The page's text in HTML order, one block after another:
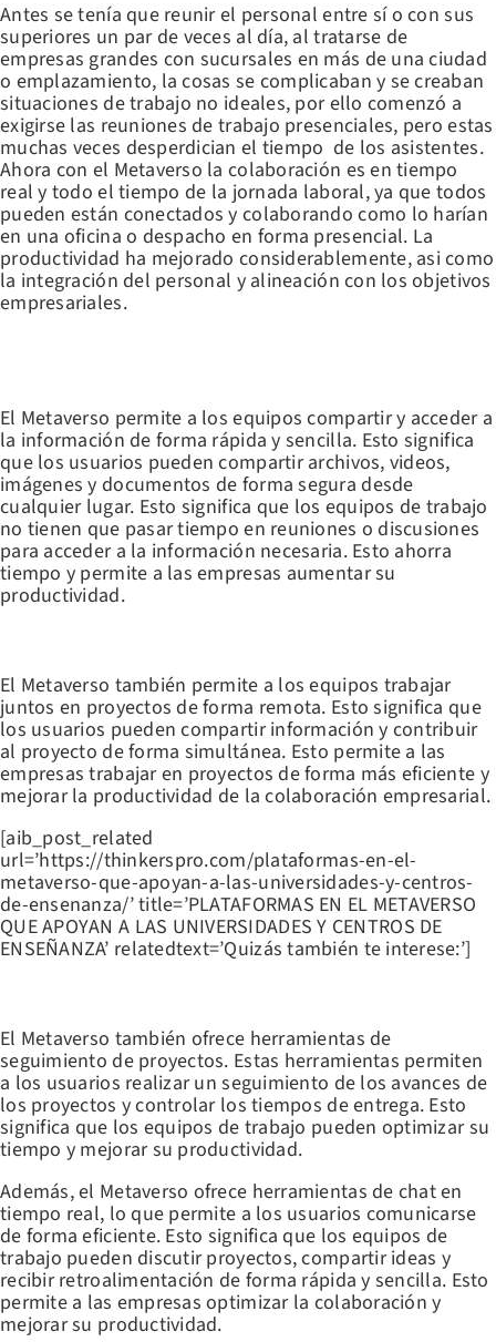
Antes se tenía que reunir el personal entre sí o con sus
superiores un par de veces al día, al tratarse de
empresas grandes con sucursales en más de una ciudad
o emplazamiento, la cosas se complicaban y se creaban
situaciones de trabajo no ideales, por ello comenzó a
exigirse las reuniones de trabajo presenciales, pero estas
muchas veces desperdician el tiempo de los asistentes.
Ahora con el Metaverso la colaboración es en tiempo
real y todo el tiempo de la jornada laboral, ya que todos
pueden están conectados y colaborando como lo harían
en una oficina o despacho en forma presencial. La
productividad ha mejorado considerablemente, asi como
la integración del personal y alineación con los objetivos
empresariales.
El Metaverso permite a los equipos compartir y acceder a
la información de forma rápida y sencilla. Esto significa
que los usuarios pueden compartir archivos, videos,
imágenes y documentos de forma segura desde
cualquier lugar. Esto significa que los equipos de trabajo
no tienen que pasar tiempo en reuniones o discusiones
para acceder a la información necesaria. Esto ahorra
tiempo y permite a las empresas aumentar su
productividad.
El Metaverso también permite a los equipos trabajar
juntos en proyectos de forma remota. Esto significa que
los usuarios pueden compartir información y contribuir
al proyecto de forma simultánea. Esto permite a las
empresas trabajar en proyectos de forma más eficiente y
mejorar la productividad de la colaboración empresarial.
[aib_post_related
url=’https://thinkerspro.com/plataformas-en-el-
metaverso-que-apoyan-a-las-universidades-y-centros-
de-ensenanza/’ title=’PLATAFORMAS EN EL METAVERSO
QUE APOYAN A LAS UNIVERSIDADES Y CENTROS DE
ENSEÑANZA’ relatedtext=’Quizás también te interese:’]
El Metaverso también ofrece herramientas de
seguimiento de proyectos. Estas herramientas permiten
a los usuarios realizar un seguimiento de los avances de
los proyectos y controlar los tiempos de entrega. Esto
significa que los equipos de trabajo pueden optimizar su
tiempo y mejorar su productividad.
Además, el Metaverso ofrece herramientas de chat en
tiempo real, lo que permite a los usuarios comunicarse
de forma eficiente. Esto significa que los equipos de
trabajo pueden discutir proyectos, compartir ideas y
recibir retroalimentación de forma rápida y sencilla. Esto
permite a las empresas optimizar la colaboración y
mejorar su productividad.